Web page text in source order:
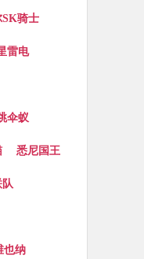
SK骑士
雷电
伞蚁
悉尼国王
队
也纳